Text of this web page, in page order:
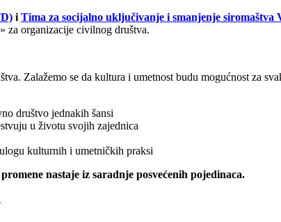
i Tima za socijalno uključivanje i smanjenje
za organizacije civilnog društva.
Zalažemo se da kultura i umetnost budu mogućnost za
društvo jednakih šansi
u životu svojih zajednica
kulturnih i umetničkih praksi
nastaje iz saradnje posvećenih pojedinaca.